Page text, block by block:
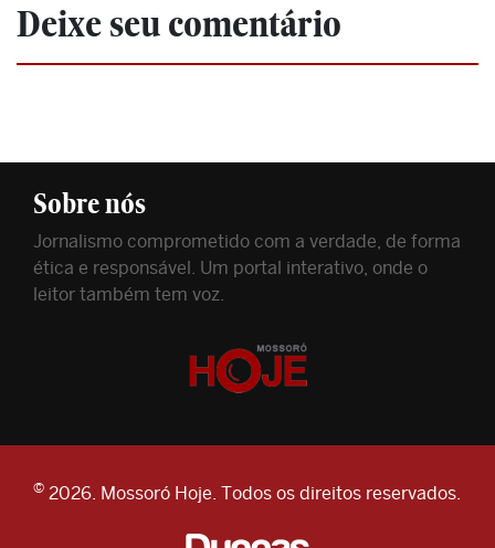
Deixe seu comentário
Sobre nós
Jornalismo comprometido com a verdade, de forma
ética e responsável. Um portal interativo, onde o
leitor também tem voz.
© 2026. Mossoró Hoje. Todos os direitos reservados.